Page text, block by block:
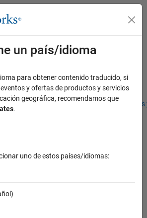
de empleo Oficinas locales
un país/idioma
para obtener contenido traducido, si
y ofertas de productos y servicios
geográfica, recomendamos que
.
uno de estos países/idiomas: